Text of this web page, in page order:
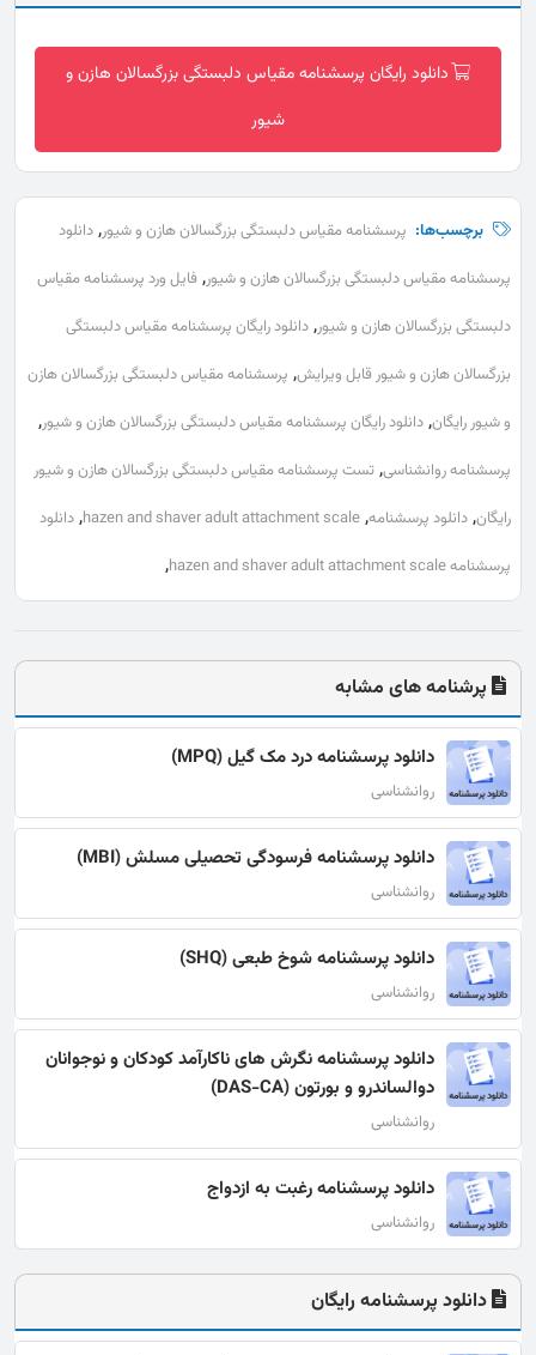
دانلود رایگان پرسشنامه مقیاس دلبستگی بزرگسالان هازن و
شیور
برچسب‌ها: پرسشنامه مقیاس دلبستگی بزرگسالان هازن و شیور, دانلود
پرسشنامه مقیاس دلبستگی بزرگسالان هازن و شیور, فایل ورد پرسشنامه مقیاس
دلبستگی بزرگسالان هازن و شیور, دانلود رایگان پرسشنامه مقیاس دلبستگی
بزرگسالان هازن و شیور قابل ویرایش, پرسشنامه مقیاس دلبستگی بزرگسالان هازن
و شیور رایگان, دانلود رایگان پرسشنامه مقیاس دلبستگی بزرگسالان هازن و شیور,
پرسشنامه روانشناسی, تست پرسشنامه مقیاس دلبستگی بزرگسالان هازن و شیور
رایگان, دانلود پرسشنامه,
hazen and shaver adult attachment scale
, دانلود
پرسشنامه hazen and shaver adult attachment scale
,
پرشنامه های مشابه
دانلود پرسشنامه درد مک گیل (MPQ)
روانشناسی
دانلود پرسشنامه فرسودگی تحصیلی مسلش (MBI)
روانشناسی
دانلود پرسشنامه شوخ طبعی (SHQ)
روانشناسی
دانلود پرسشنامه نگرش های ناکارآمد کودکان و نوجوانان
دوالساندرو و بورتون (DAS-CA)
روانشناسی
دانلود پرسشنامه رغبت به ازدواج
روانشناسی
دانلود پرسشنامه رایگان